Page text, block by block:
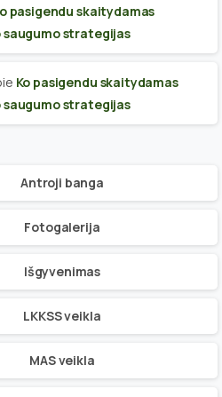
pasigendu skaitydamas
strategijas
Ko pasigendu skaitydamas
strategijas
Antroji banga
Fotogalerija
Išgyvenimas
LKKSS veikla
MAS veikla